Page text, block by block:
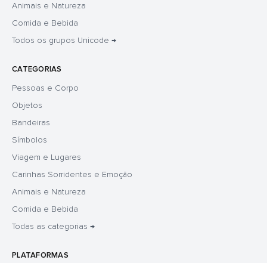
Animais e Natureza
Comida e Bebida
Todos os grupos Unicode →
CATEGORIAS
Pessoas e Corpo
Objetos
Bandeiras
Símbolos
Viagem e Lugares
Carinhas Sorridentes e Emoção
Animais e Natureza
Comida e Bebida
Todas as categorias →
PLATAFORMAS